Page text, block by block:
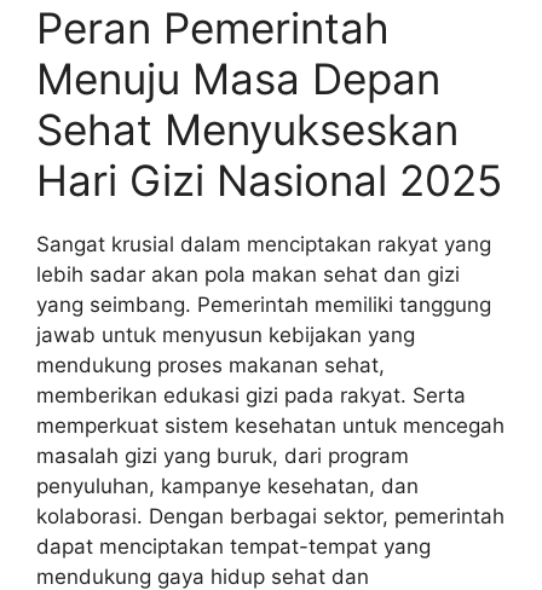
Peran Pemerintah
Menuju Masa Depan
Sehat Menyukseskan
Hari Gizi Nasional 2025
Sangat krusial dalam menciptakan rakyat yang
lebih sadar akan pola makan sehat dan gizi
yang seimbang. Pemerintah memiliki tanggung
jawab untuk menyusun kebijakan yang
mendukung proses makanan sehat,
memberikan edukasi gizi pada rakyat. Serta
memperkuat sistem kesehatan untuk mencegah
masalah gizi yang buruk, dari program
penyuluhan, kampanye kesehatan, dan
kolaborasi. Dengan berbagai sektor, pemerintah
dapat menciptakan tempat-tempat yang
mendukung gaya hidup sehat dan